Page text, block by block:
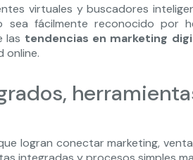
virtuales y buscadores
fácilmente reconocido por
las tendencias en marketing
online.
logran conectar marketing,